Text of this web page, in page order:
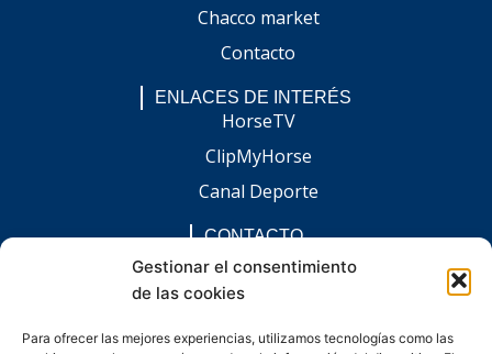
Gestionar el consentimiento
de las cookies
Para ofrecer las mejores experiencias, utilizamos tecnologías como las
Chacco market
Contacto
ENLACES DE INTERÉS
HorseTV
ClipMyHorse
Canal Deporte
CONTACTO
comunicacion@chaccoinfo.com
Presentes en todo el ámbito nacional
F
I
L
E
W